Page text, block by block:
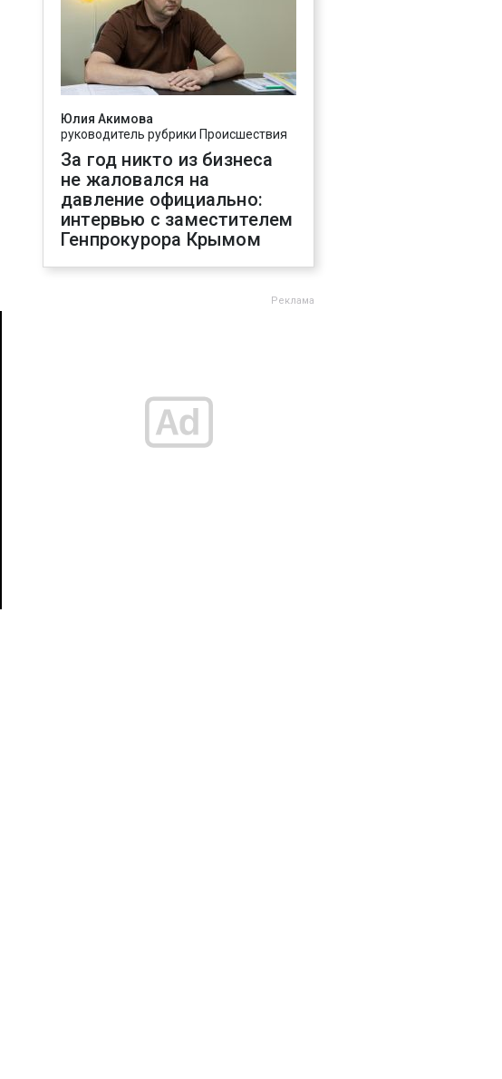
Юлия Акимова
руководитель рубрики Происшествия
За год никто из бизнеса
не жаловался на
давление официально:
интервью с заместителем
Генпрокурора Крымом